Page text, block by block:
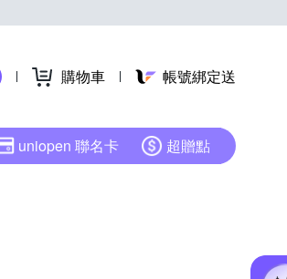
購物車 帳號綁定送
uniopen 聯名卡 超贈點